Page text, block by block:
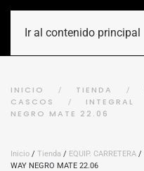
Ir al contenido principal
INICIO TIENDA
CASCOS
INTEGRAL
NEGRO MATE 22.06
Inicio / Tienda / EQUIP. CARRETERA /
WAY NEGRO MATE 22.06